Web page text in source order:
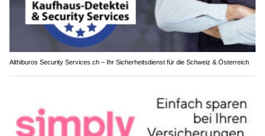
Althiburos Security Services.ch – Ihr Sicherheitsdienst für die Schweiz & Österreich